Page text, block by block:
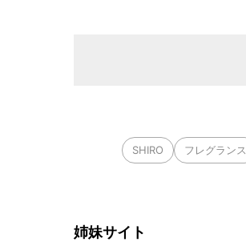
SHIRO フレグランス
姉妹サイト